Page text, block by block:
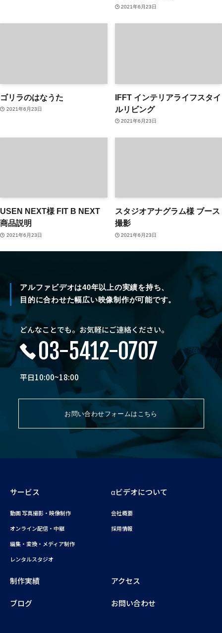
2021年6月23日
ゴリラのはなうた
2021年6月23日
IFFT インテリアライフスタイ
ルリビング
2021年6月23日
USEN NEXT様 FIT B NEXT
商品説明
2021年6月23日
スタジオアナグラム様 ブース
撮影
2021年6月23日
アルファビデオは40年以上の実績を持ち、
目的に合わせた幅広い映像制作が可能です。
どんなことでも。お気軽にご連絡ください。
03-5412-0707
平日10:00~18:00
お問い合わせフォームはこちら
サービス
動画 写真撮影・映像制作
オンライン配信・中継
編集・変換・メディア制作
レンタルスタジオ
αビデオについて
会社概要
採用情報
制作実績 アクセス
ブログ お問い合わせ